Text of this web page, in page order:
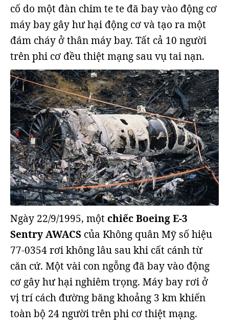
cố do một đàn chim te te đã bay vào động cơ
máy bay gây hư hại động cơ và tạo ra một
đám cháy ở thân máy bay. Tất cả 10 người
trên phi cơ đều thiệt mạng sau vụ tai nạn.
Ngày 22/9/1995, một chiếc Boeing E-3
Sentry AWACS của Không quân Mỹ số hiệu
77-0354 rơi không lâu sau khi cất cánh từ
căn cứ. Một vài con ngỗng đã bay vào động
cơ gây hư hại nghiêm trọng. Máy bay rơi ở
vị trí cách đường băng khoảng 3 km khiến
toàn bộ 24 người trên phi cơ thiệt mạng.